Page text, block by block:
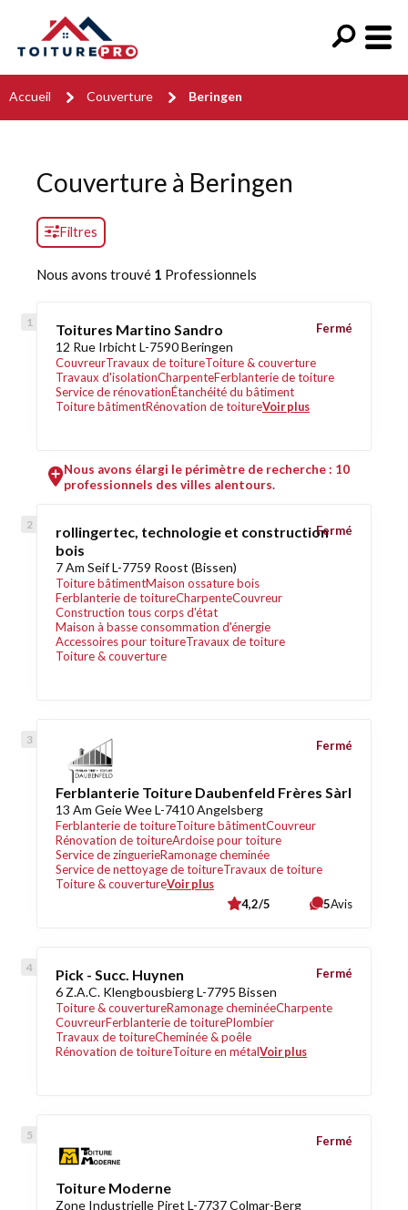
Accueil Couverture Beringen
Couverture à Beringen
Filtres
Nous avons trouvé 1 Professionnels
Toitures Martino Sandro
12 Rue Irbicht L-7590 Beringen
CouvreurTravaux de toitureToiture & couverture
Travaux d'isolationCharpenteFerblanterie de toiture
Service de rénovationÉtanchéité du bâtiment
Toiture bâtimentRénovation de toitureVoir plus
Fermé
Nous avons élargi le périmètre de recherche : 10
professionnels des villes alentours.
rollingertec, technologie et construction
bois
7 Am Seif L-7759 Roost (Bissen)
Toiture bâtimentMaison ossature bois
Ferblanterie de toitureCharpenteCouvreur
Construction tous corps d'état
Maison à basse consommation d'énergie
Accessoires pour toitureTravaux de toiture
Toiture & couverture
Fermé
Ferblanterie Toiture Daubenfeld Frères Sàrl
13 Am Geie Wee L-7410 Angelsberg
Ferblanterie de toitureToiture bâtimentCouvreur
Rénovation de toitureArdoise pour toiture
Service de zinguerieRamonage cheminée
Service de nettoyage de toitureTravaux de toiture
Toiture & couvertureVoir plus
Fermé
4,2/5 5Avis
Pick - Succ. Huynen
6 Z.A.C. Klengbousbierg L-7795 Bissen
Toiture & couvertureRamonage cheminéeCharpente
CouvreurFerblanterie de toiturePlombier
Travaux de toitureCheminée & poêle
Rénovation de toitureToiture en métalVoir plus
Fermé
Toiture Moderne
Zone Industrielle Piret L-7737 Colmar-Berg
Fermé